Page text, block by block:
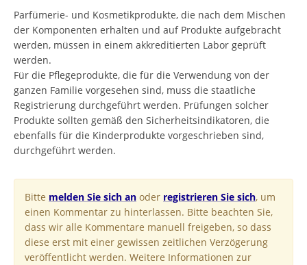
Parfümerie- und Kosmetikprodukte, die nach dem Mischen
der Komponenten erhalten und auf Produkte aufgebracht
werden, müssen in einem akkreditierten Labor geprüft
werden.
Für die Pflegeprodukte, die für die Verwendung von der
ganzen Familie vorgesehen sind, muss die staatliche
Registrierung durchgeführt werden. Prüfungen solcher
Produkte sollten gemäß den Sicherheitsindikatoren, die
ebenfalls für die Kinderprodukte vorgeschrieben sind,
durchgeführt werden.
Bitte melden Sie sich an oder registrieren Sie sich, um
einen Kommentar zu hinterlassen. Bitte beachten Sie,
dass wir alle Kommentare manuell freigeben, so dass
diese erst mit einer gewissen zeitlichen Verzögerung
veröffentlicht werden. Weitere Informationen zur